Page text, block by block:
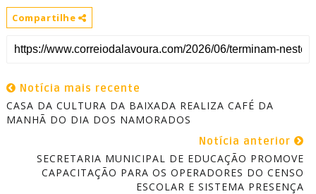
Compartilhe
Notícia mais recente
CASA DA CULTURA DA BAIXADA REALIZA CAFÉ DA
MANHÃ DO DIA DOS NAMORADOS
Notícia anterior
SECRETARIA MUNICIPAL DE EDUCAÇÃO PROMOVE
CAPACITAÇÃO PARA OS OPERADORES DO CENSO
ESCOLAR E SISTEMA PRESENÇA